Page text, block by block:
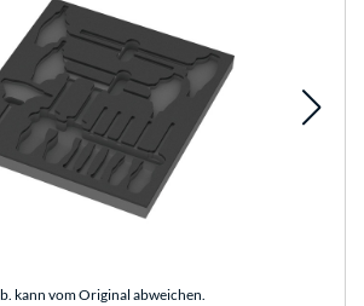
kann vom Original abweichen.